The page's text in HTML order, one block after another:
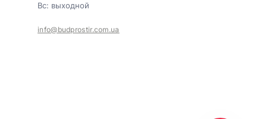
Вс: выходной
info@budprostir.com.ua